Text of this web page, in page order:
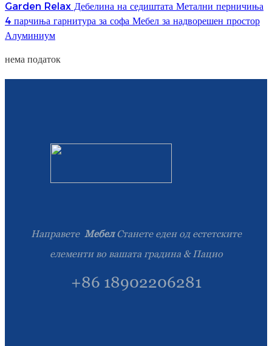
Garden Relax Дебелина на седиштата Метални перничиња
4 парчиња гарнитура за софа Мебел за надворешен простор
Алуминиум
нема податок
Направете МебелСтанете еден од естетските
елементи во вашата градина & Пацио
+86 18902206281